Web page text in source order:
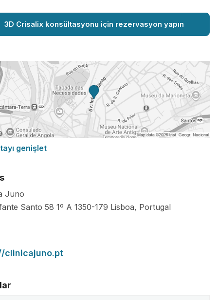
3D Crisalix konsültasyonu için rezervasyon yapın
genişlet
Juno
Santo 58 1º A 1350-179 Lisboa, Portugal
clinicajuno.pt